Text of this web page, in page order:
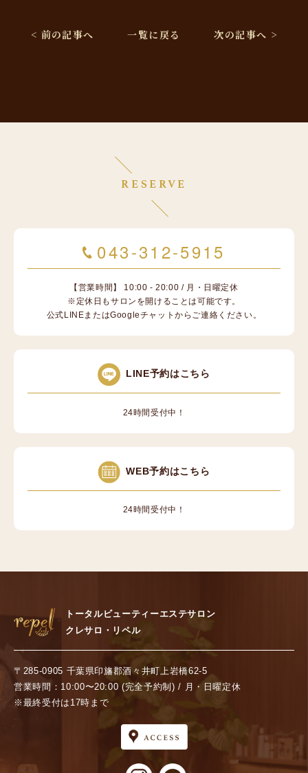
< 前の記事へ 一覧に戻る 次の記事へ >
RESERVE
043-312-5915
【営業時間】 10:00 - 20:00 / 月・日曜定休
※定休日もサロンを開けることは可能です。
公式LINEまたはGoogleチャットからご連絡ください。
LINE予約はこちら
24時間受付中！
WEB予約はこちら
24時間受付中！
トータルビューティーエステサロン
クレサロ・リペル
〒285-0905 千葉県印旛郡酒々井町上岩橋62-5
営業時間：10:00〜20:00 (完全予約制) / 月・日曜定休
※最終受付は17時まで